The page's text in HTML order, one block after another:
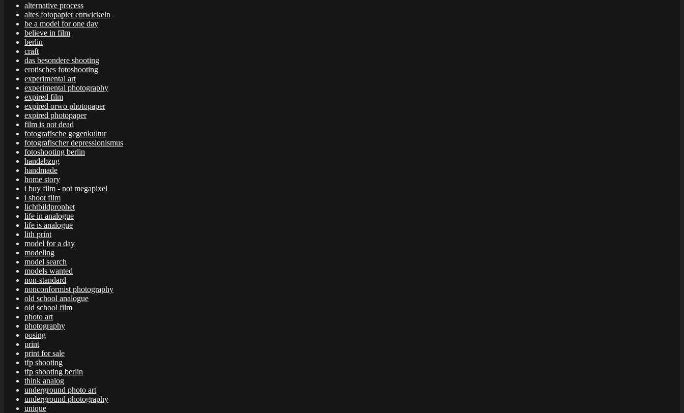
alternative process
altes fotopapier entwickeln
be a model for one day
believe in film
berlin
craft
das besondere shooting
erotisches fotoshooting
experimental art
experimental photography
expired film
expired orwo photopaper
expired photopaper
film is not dead
fotografische gegenkultur
fotografischer depressionismus
fotoshooting berlin
handabzug
handmade
home story
i buy film - not megapixel
i shoot film
lichtbildprophet
life in analogue
life is analogue
lith print
model for a day
modeling
model search
models wanted
non-standard
nonconformist photography
old school analogue
old school film
photo art
photography
posing
print
print for sale
tfp shooting
tfp shooting berlin
think analog
underground photo art
underground photography
unique